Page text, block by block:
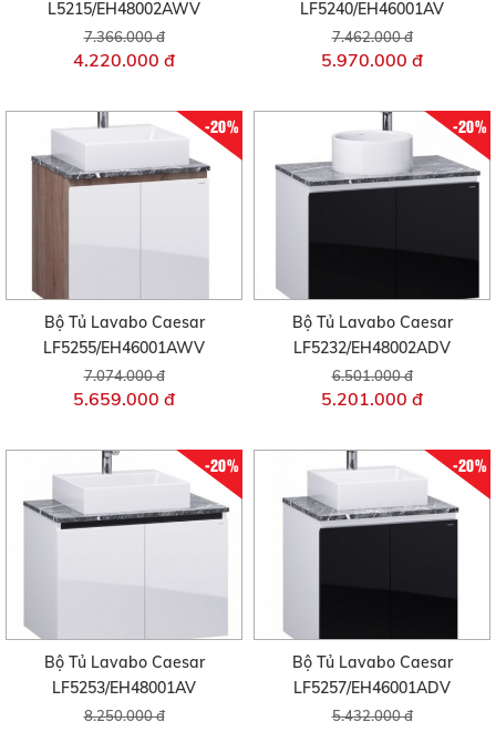
L5215/EH48002AWV
7.366.000 đ
4.220.000 đ
LF5240/EH46001AV
7.462.000 đ
5.970.000 đ
-20%
Bộ Tủ Lavabo Caesar
LF5255/EH46001AWV
7.074.000 đ
5.659.000 đ
-20%
Bộ Tủ Lavabo Caesar
LF5232/EH48002ADV
6.501.000 đ
5.201.000 đ
-20%
Bộ Tủ Lavabo Caesar
LF5253/EH48001AV
8.250.000 đ
-20%
Bộ Tủ Lavabo Caesar
LF5257/EH46001ADV
5.432.000 đ